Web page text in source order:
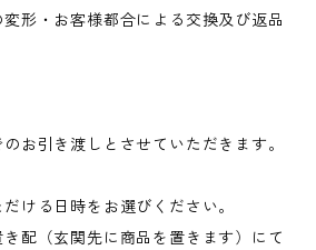
形・お客様都合による交換及び返品
お引き渡しとさせていただきます。
ける日時をお選びください。
配（玄関先に商品を置きます）にて